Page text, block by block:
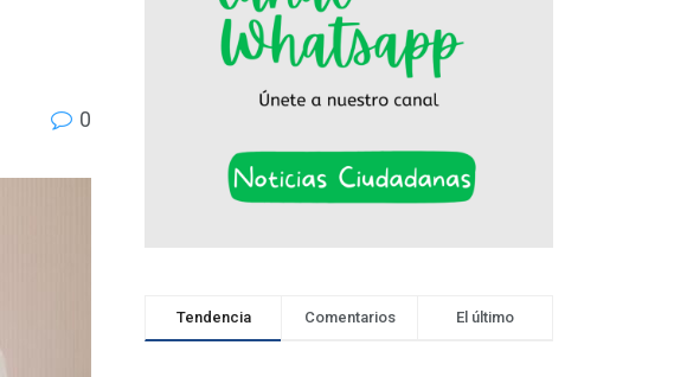
0
Tendencia Comentarios El último